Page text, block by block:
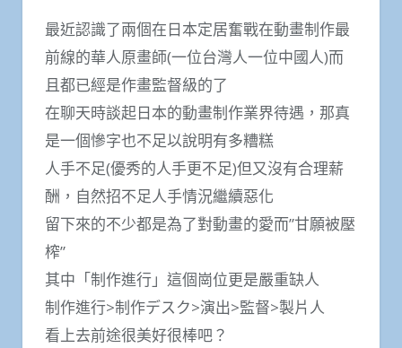
最近認識了兩個在日本定居奮戰在動畫制作最
前線的華人原畫師(一位台灣人一位中國人)而
且都已經是作畫監督級的了
在聊天時談起日本的動畫制作業界待遇，那真
是一個慘字也不足以說明有多糟糕
人手不足(優秀的人手更不足)但又沒有合理薪
酬，自然招不足人手情況繼續惡化
留下來的不少都是為了對動畫的愛而”甘願被壓
榨”
其中「制作進行」這個崗位更是嚴重缺人
制作進行>制作デスク>演出>監督>製片人
看上去前途很美好很棒吧？